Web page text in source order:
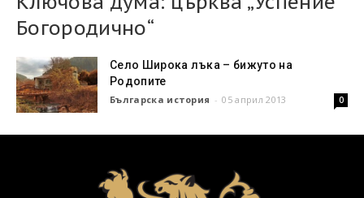
Богородично“
Село Широка лъка – бижуто на
Родопите
Българска история - 05 април 2013 0